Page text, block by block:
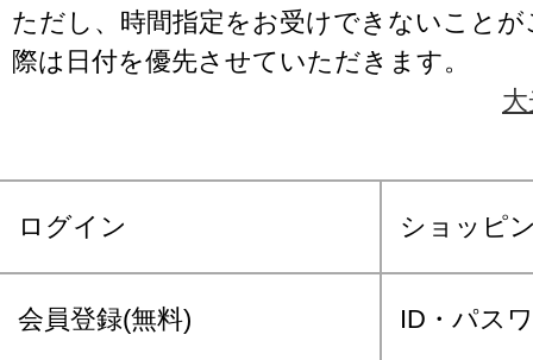
ただし、時間指定をお受けできないこと
際は日付を優先させていただきます。
ログイン ショッピ
会員登録(無料) ID・パス